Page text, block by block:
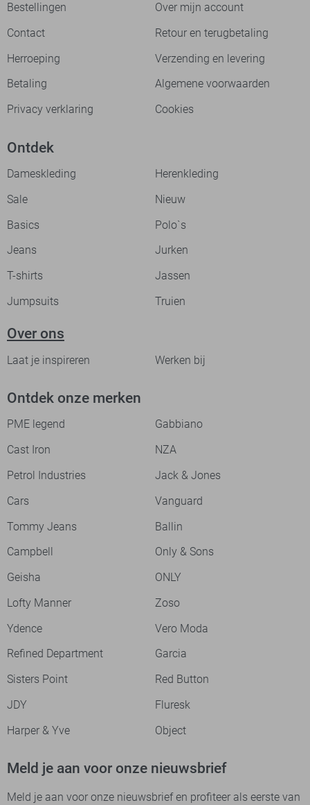
Bestellingen
Over mijn account
Contact
Retour en terugbetaling
Herroeping
Verzending en levering
Betaling
Algemene voorwaarden
Privacy verklaring
Cookies
Ontdek
Dameskleding
Herenkleding
Sale
Nieuw
Basics
Polo`s
Jeans
Jurken
T-shirts
Jassen
Jumpsuits
Truien
Over ons
Laat je inspireren Werken bij
Ontdek onze merken
PME legend
Gabbiano
Cast Iron
NZA
Petrol Industries
Jack & Jones
Cars
Vanguard
Tommy Jeans
Ballin
Campbell
Only & Sons
Geisha
ONLY
Lofty Manner
Zoso
Ydence
Vero Moda
Refined Department
Garcia
Sisters Point
Red Button
JDY
Fluresk
Harper & Yve
Object
Meld je aan voor onze nieuwsbrief
Meld je aan voor onze nieuwsbrief en profiteer als eerste van